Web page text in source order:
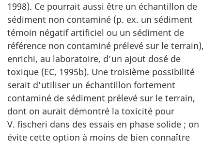
1998). Ce pourrait aussi être un échantillon de
sédiment non contaminé (p. ex. un sédiment
témoin négatif artificiel ou un sédiment de
référence non contaminé prélevé sur le terrain),
enrichi, au laboratoire, d’un ajout dosé de
toxique (EC, 1995b). Une troisième possibilité
serait d’utiliser un échantillon fortement
contaminé de sédiment prélevé sur le terrain,
dont on aurait démontré la toxicité pour
V. fischeri dans des essais en phase solide ; on
évite cette option à moins de bien connaître